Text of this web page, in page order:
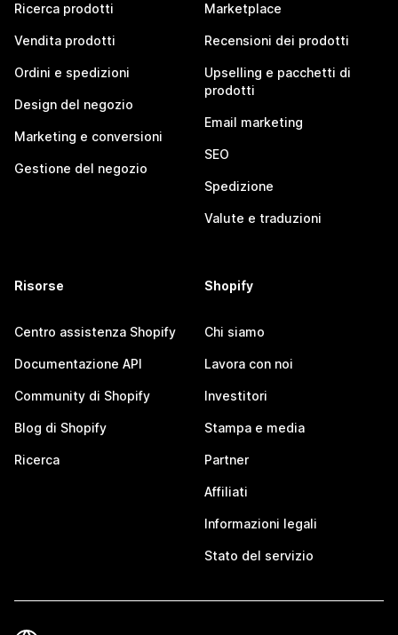
Ricerca prodotti
Vendita prodotti
Ordini e spedizioni
Design del negozio
Marketing e conversioni
Gestione del negozio
Marketplace
Recensioni dei prodotti
Upselling e pacchetti di
prodotti
Email marketing
SEO
Spedizione
Valute e traduzioni
Risorse
Centro assistenza Shopify
Documentazione API
Community di Shopify
Blog di Shopify
Ricerca
Shopify
Chi siamo
Lavora con noi
Investitori
Stampa e media
Partner
Affiliati
Informazioni legali
Stato del servizio